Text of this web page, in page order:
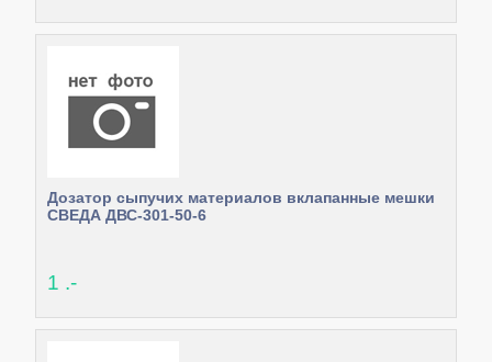
Дозатор сыпучих материалов вклапанные мешки
СВЕДА ДВС-301-50-6
1 .-